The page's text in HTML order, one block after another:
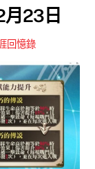
月23日
回憶錄